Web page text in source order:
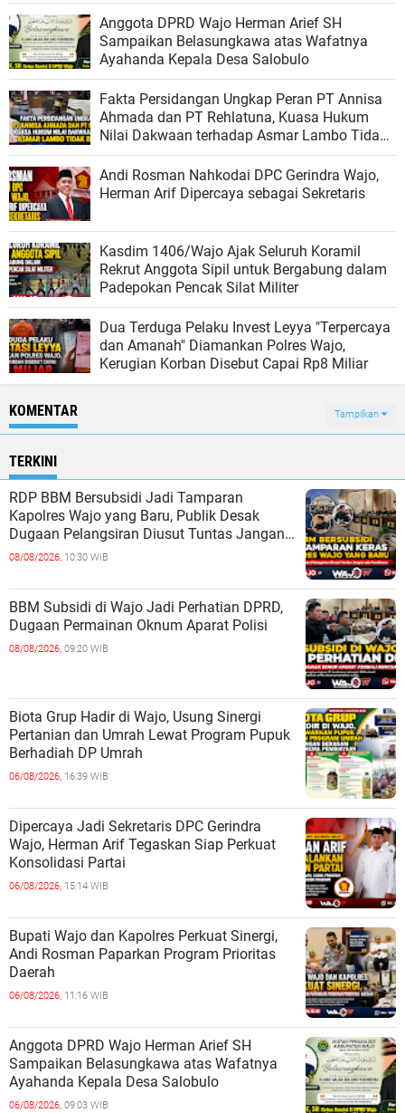
Anggota DPRD Wajo Herman Arief SH
Sampaikan Belasungkawa atas Wafatnya
Ayahanda Kepala Desa Salobulo
Fakta Persidangan Ungkap Peran PT Annisa
Ahmada dan PT Rehlatuna, Kuasa Hukum
Nilai Dakwaan terhadap Asmar Lambo Tidak
Berdasar
Andi Rosman Nahkodai DPC Gerindra Wajo,
Herman Arif Dipercaya sebagai Sekretaris
Kasdim 1406/Wajo Ajak Seluruh Koramil
Rekrut Anggota Sipil untuk Bergabung dalam
Padepokan Pencak Silat Militer
Dua Terduga Pelaku Invest Leyya "Terpercaya
dan Amanah" Diamankan Polres Wajo,
Kerugian Korban Disebut Capai Rp8 Miliar
KOMENTAR Tampilkan
TERKINI
RDP BBM Bersubsidi Jadi Tamparan
Kapolres Wajo yang Baru, Publik Desak
Dugaan Pelangsiran Diusut Tuntas Jangan
ada Pembiaran
08/08/2026, 10:30 WIB
BBM Subsidi di Wajo Jadi Perhatian DPRD,
Dugaan Permainan Oknum Aparat Polisi
08/08/2026, 09:20 WIB
Biota Grup Hadir di Wajo, Usung Sinergi
Pertanian dan Umrah Lewat Program Pupuk
Berhadiah DP Umrah
06/08/2026, 16:39 WIB
Dipercaya Jadi Sekretaris DPC Gerindra
Wajo, Herman Arif Tegaskan Siap Perkuat
Konsolidasi Partai
06/08/2026, 15:14 WIB
Bupati Wajo dan Kapolres Perkuat Sinergi,
Andi Rosman Paparkan Program Prioritas
Daerah
06/08/2026, 11:16 WIB
Anggota DPRD Wajo Herman Arief SH
Sampaikan Belasungkawa atas Wafatnya
Ayahanda Kepala Desa Salobulo
06/08/2026, 09:03 WIB